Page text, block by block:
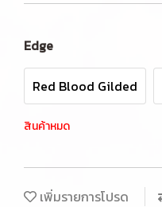
Edge
Red Blood Gilded
สินค้าหมด
เพิ่มรายการโปรด